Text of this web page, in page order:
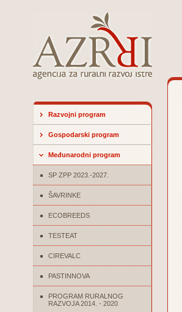
Razvojni program
Gospodarski program
Međunarodni program
SP ZPP 2023.-2027.
ŠAVRINKE
ECOBREEDS
TESTEAT
CIREVALC
PASTINNOVA
PROGRAM RURALNOG
RAZVOJA 2014. - 2020